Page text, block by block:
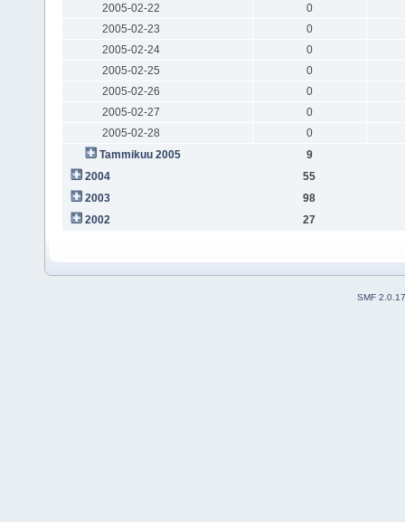
2005-02-22
0
2005-02-23
0
2005-02-24
0
2005-02-25
0
2005-02-26
0
2005-02-27
0
2005-02-28
0
Tammikuu 2005
9
2004
55
2003
98
2002
27
SMF 2.0.17